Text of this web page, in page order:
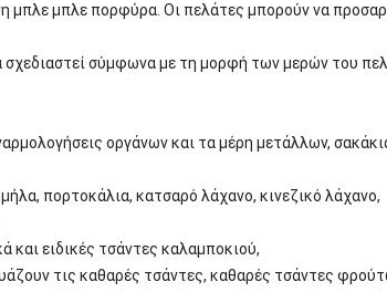
μπλε μπλε πορφύρα. Οι πελάτες μπορούν να
σχεδιαστεί σύμφωνα με τη μορφή των μερών του
οργάνων και τα μέρη μετάλλων,
πορτοκάλια, κατσαρό λάχανο, κινεζικό λάχανο,
και ειδικές τσάντες καλαμποκιού,
τις καθαρές τσάντες, καθαρές τσάντες